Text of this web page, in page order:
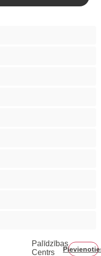
Palīdzības
Centrs